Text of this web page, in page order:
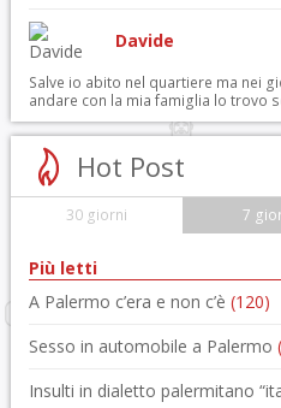
Davide
Salve io abito nel quartiere ma nei
andare con la mia famiglia lo trovo
Hot Post
30 giorni 7
Più letti
A Palermo c’era e non c’è (120)
Sesso in automobile a Palermo
Insulti in dialetto palermitano